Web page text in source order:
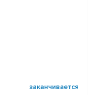
заканчивается